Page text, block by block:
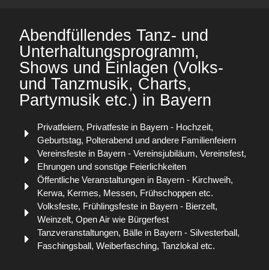
Abendfüllendes Tanz- und
Unterhaltungsprogramm,
Shows und Einlagen (Volks-
und Tanzmusik, Charts,
Partymusik etc.) in Bayern
Privatfeiern, Privatfeste in Bayern - Hochzeit,
Geburtstag, Polterabend und andere Familienfeiern
Vereinsfeste in Bayern - Vereinsjubiläum, Vereinsfest,
Ehrungen und sonstige Feierlichkeiten
Öffentliche Veranstaltungen in Bayern - Kirchweih,
Kerwa, Kermes, Messen, Frühschoppen etc.
Volksfeste, Frühlingsfeste in Bayern - Bierzelt,
Weinzelt, Open Air wie Bürgerfest
Tanzveranstaltungen, Bälle in Bayern - Silvesterball,
Faschingsball, Weiberfasching, Tanzlokal etc.